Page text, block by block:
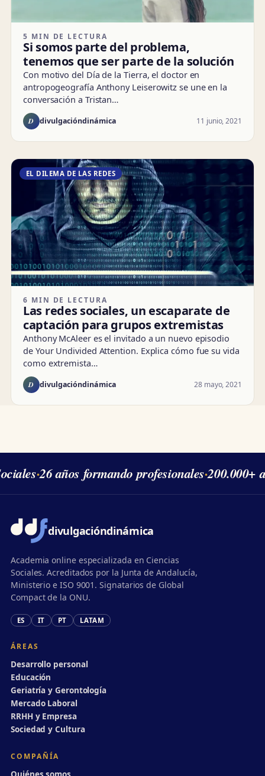
5 MIN DE LECTURA
Si somos parte del problema,
tenemos que ser parte de la solución
Con motivo del Día de la Tierra, el doctor en
antropogeografía Anthony Leiserowitz se une en la
conversación a Tristan…
D divulgacióndinámica 11 junio, 2021
EL DILEMA DE LAS REDES
6 MIN DE LECTURA
Las redes sociales, un escaparate de
captación para grupos extremistas
Anthony McAleer es el invitado a un nuevo episodio
de Your Undivided Attention. Explica cómo fue su vida
como extremista…
D divulgacióndinámica 28 mayo, 2021
·26 años formando profesionales·200.000+
divulgacióndinámica
Academia online especializada en Ciencias
Sociales. Acreditados por la Junta de Andalucía,
Ministerio e ISO 9001. Signatarios de Global
Compact de la ONU.
ES IT PT LATAM
ÁREAS
Desarrollo personal
Educación
Geriatría y Gerontología
Mercado Laboral
RRHH y Empresa
Sociedad y Cultura
COMPAÑÍA